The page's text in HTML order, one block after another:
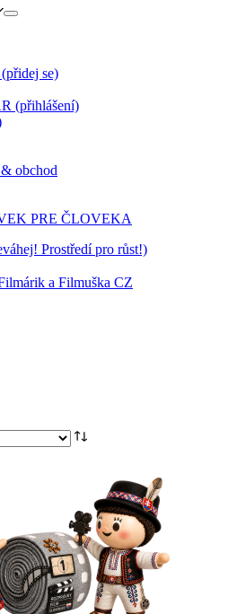
se)
(přihlášení)
obchod
PRE ČLOVEKA
Prostředí pro růst!)